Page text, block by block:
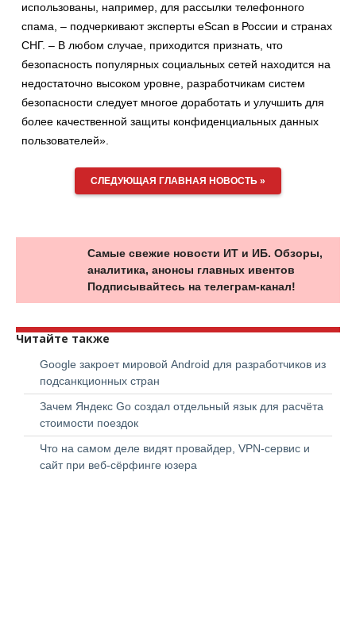
использованы, например, для рассылки телефонного
спама, – подчеркивают эксперты eScan в России и странах
СНГ. – В любом случае, приходится признать, что
безопасность популярных социальных сетей находится на
недостаточно высоком уровне, разработчикам систем
безопасности следует многое доработать и улучшить для
более качественной защиты конфиденциальных данных
пользователей».
СЛЕДУЮЩАЯ ГЛАВНАЯ НОВОСТЬ »
Самые свежие новости ИТ и ИБ. Обзоры,
аналитика, анонсы главных ивентов
Подписывайтесь на телеграм-канал!
Читайте также
Google закроет мировой Android для разработчиков из
подсанкционных стран
Зачем Яндекс Go создал отдельный язык для расчёта
стоимости поездок
Что на самом деле видят провайдер, VPN-сервис и
сайт при веб-сёрфинге юзера